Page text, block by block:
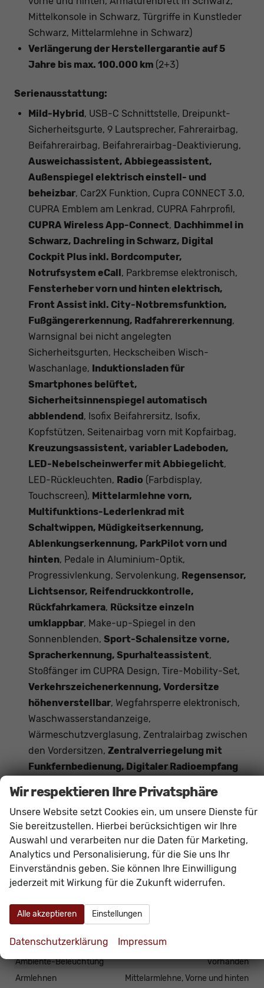
Mittelkonsole in Schwarz, Türgriffe in Kunstleder
Schwarz, Mittelarmlehne in Schwarz)
Verlängerung der Herstellergarantie auf 5
Jahre bis max. 100.000 km (2+3)
Serienausstattung:
Mild-Hybrid , USB-C Schnittstelle, Dreipunkt-
Sicherheitsgurte, 9 Lautsprecher, Fahrerairbag,
Beifahrerairbag, Beifahrerairbag-Deaktivierung,
Ausweichassistent, Abbiegeassistent,
Außenspiegel elektrisch einstell- und
beheizbar, Car2X Funktion, Cupra CONNECT 3.0,
CUPRA Emblem am Lenkrad, CUPRA Fahrprofil,
CUPRA Wireless App-Connect, Dachhimmel in
Schwarz, Dachreling in Schwarz, Digital
Cockpit Plus inkl. Bordcomputer,
Notrufsystem eCall , Parkbremse elektronisch,
Fensterheber vorn und hinten elektrisch,
Front Assist inkl. City-Notbremsfunktion,
Fußgängererkennung, Radfahrererkennung,
Warnsignal bei nicht angelegten
Sicherheitsgurten, Heckscheiben Wisch-
Waschanlage, Induktionsladen für
Smartphones belüftet,
Sicherheitsinnenspiegel automatisch
abblendend , Isofix Beifahrersitz, Isofix,
Kopfstützen, Seitenairbag vorn mit Kopfairbag,
Kreuzungsassistent, variabler Ladeboden,
LED-Nebelscheinwerfer mit Abbiegelicht,
LED-Rückleuchten, Radio (Farbdisplay,
Touchscreen), Mittelarmlehne vorn,
Multifunktions-Lederlenkrad mit
Schaltwippen, Müdigkeitserkennung,
Ablenkungserkennung, ParkPilot vorn und
hinten, Pedale in Aluminium-Optik,
Progressivlenkung, Servolenkung, Regensensor,
Lichtsensor, Reifendruckkontrolle,
Rückfahrkamera, Rücksitze einzeln
umklappbar, Make-up-Spiegel in den
Sonnenblenden, Sport-Schalensitze vorne,
Spracherkennung, Spurhalteassistent,
Stoßfänger im CUPRA Design, Tire-Mobility-Set,
Verkehrszeichenerkennung, Vordersitze
höhenverstellbar, Wegfahrsperre elektronisch,
Waschwasserstandanzeige,
Wärmeschutzverglasung, Zentralairbag zwischen
den Vordersitzen, Zentralverriegelung mit
Funkfernbedienung, Digitaler Radioempfang
ASR, ESC, Parkbremse elektronisch, Start-Stopp-
Anlage.
Das Fahrzeug verfügt über kein fest verbautes
Navigationssystem. DurchApple CarPlay /
Android Auto ist jedoch eine Navigation
kompatible Smartphone-Apps (z.B. Google Maps
möglich.
Innen
Ambiente-Beleuchtung
vorhanden
Armlehnen
Mittelarmlehne, Vorne und hinten
Wir respektieren Ihre Privatsphäre
Unsere Website setzt Cookies ein, um unsere Dienste für
Sie bereitzustellen. Hierbei berücksichtigen wir Ihre
Auswahl und verarbeiten nur die Daten für Marketing,
Analytics und Personalisierung, für die Sie uns Ihr
Einverständnis geben. Sie können Ihre Einwilligung
jederzeit mit Wirkung für die Zukunft widerrufen.
Alle akzeptieren Einstellungen
Datenschutzerklärung Impressum